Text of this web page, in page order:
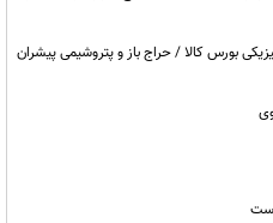
در بازار فیزیکی بورس کالا / حراج باز و پتروشیمی پیشران